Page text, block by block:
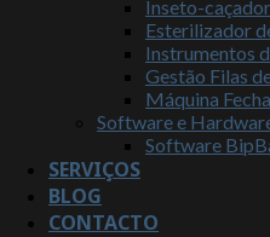
Inseto-
Esterilizador
Instrumentos
Gestão Filas
Máquina
Software e
Software
SERVIÇOS
BLOG
CONTACTO